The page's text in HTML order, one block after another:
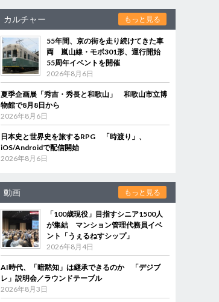
カルチャー もっと見る
55年間、京の街を走り続けてきた車
両 嵐山線・モボ301形、運行開始
55周年イベントを開催
2026年8月6日
夏季企画展「秀吉・秀長と和歌山」 和歌山市立博
物館で8月8日から
2026年8月6日
日本史と世界史を旅するRPG 「時渡り」、
iOS/Androidで配信開始
2026年8月6日
動画 もっと見る
「100歳現役」目指すシニア1500人
が集結 マンション管理代務員イベ
ント「うぇるねすシップ」
2026年8月4日
AI時代、「暗黙知」は継承できるのか 「デジブ
レ」説明会／ラウンドテーブル
2026年8月3日